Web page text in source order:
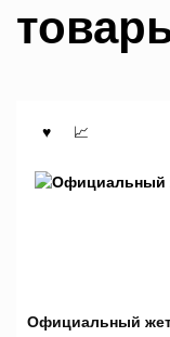
Официальный